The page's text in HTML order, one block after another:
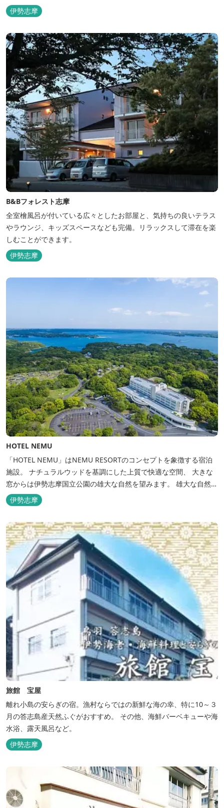
🏖三重の海水浴場ビーチ特集 プー...
伊勢志摩
B&Bフォレスト志摩
全室檜風呂が付いている広々としたお部屋と、気持ちの良いテラス
やラウンジ、キッズスペースなども完備。リラックスして滞在を楽
しむことができます。
伊勢志摩
HOTEL NEMU
「HOTEL NEMU」はNEMU RESORTのコンセプトを象徴する宿泊
施設。 ナチュラルウッドを基調にした上質で快適な空間、 大きな
窓からは伊勢志摩国立公園の雄大な自然を望みます。 雄大な自然を
肌で感じるアクティビティや、食材にこだわった旬のお料理、この
地に湧き出る温泉… ここでしかできない「伊勢志摩の恵みあふれ
る」癒しの旅をぜひゆったりとお愉しみください。
伊勢志摩
旅館 宝屋
離れ小島の安らぎの宿。漁村ならではの新鮮な海の幸、特に10～３
月の答志島産天然ふぐがおすすめ。 その他、海鮮バーベキューや海
水浴、露天風呂など。
伊勢志摩